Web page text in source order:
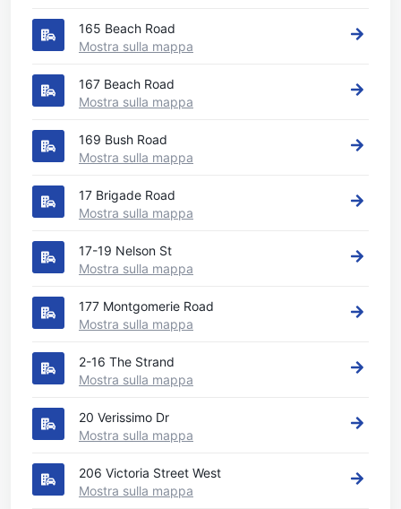
165 Beach Road
Mostra sulla mappa
167 Beach Road
Mostra sulla mappa
169 Bush Road
Mostra sulla mappa
17 Brigade Road
Mostra sulla mappa
17-19 Nelson St
Mostra sulla mappa
177 Montgomerie Road
Mostra sulla mappa
2-16 The Strand
Mostra sulla mappa
20 Verissimo Dr
Mostra sulla mappa
206 Victoria Street West
Mostra sulla mappa